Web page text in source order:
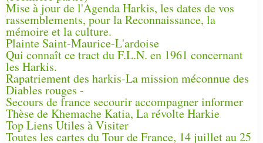
Mise à jour de l'Agenda Harkis, les dates de vos
rassemblements, pour la Reconnaissance, la
mémoire et la culture.
Plainte Saint-Maurice-L'ardoise
Qui connaît ce tract du F.L.N. en 1961 concernant
les Harkis.
Rapatriement des harkis-La mission méconnue des
Diables rouges -
Secours de france secourir accompagner informer
Thèse de Khemache Katia, La révolte Harkie
Top Liens Utiles à Visiter
Toutes les cartes du Tour de France, 14 juillet au 25